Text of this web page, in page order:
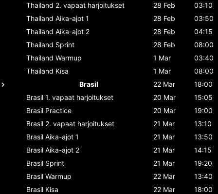
Thailand 2. vapaat harjoitukset 28 Feb
03:10
Thailand Aika-ajot 1 28 Feb
03:50
Thailand Aika-ajot 2 28 Feb
04:15
Thailand Sprint 28 Feb
08:00
Thailand Warmup 1 Mar
03:40
Thailand Kisa 1 Mar
08:00
Brasil
22 Mar
18:00
Brasil 1. vapaat harjoitukset 20 Mar
15:05
Brasil Practice 20 Mar
19:00
Brasil 2. vapaat harjoitukset 21 Mar
13:10
Brasil Aika-ajot 1 21 Mar
13:50
Brasil Aika-ajot 2 21 Mar
14:15
Brasil Sprint 21 Mar
19:20
Brasil Warmup 22 Mar
13:40
Brasil Kisa 22 Mar
18:00